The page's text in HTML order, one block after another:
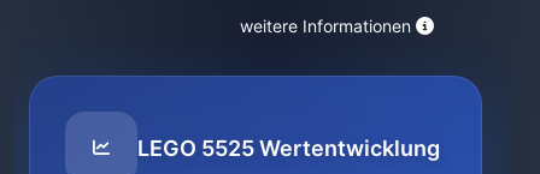
weitere Informationen
LEGO 5525 Wertentwicklung